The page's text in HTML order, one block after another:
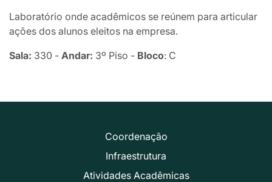
Laboratório onde acadêmicos se reúnem para articular
ações dos alunos eleitos na empresa.
Sala: 330 - Andar: 3º Piso - Bloco: C
Coordenação
Infraestrutura
Atividades Acadêmicas